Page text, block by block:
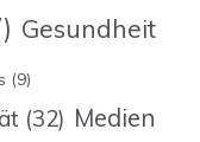
Gesundheit
(9)
(32) Medien